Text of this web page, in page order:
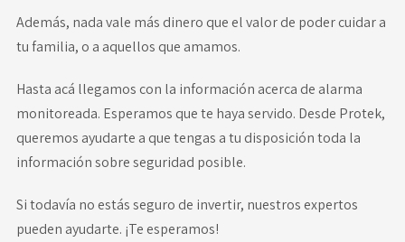
Además, nada vale más dinero que el valor de poder cuidar a
tu familia, o a aquellos que amamos.
Hasta acá llegamos con la información acerca de alarma
monitoreada. Esperamos que te haya servido. Desde Protek,
queremos ayudarte a que tengas a tu disposición toda la
información sobre seguridad posible.
Si todavía no estás seguro de invertir, nuestros expertos
pueden ayudarte. ¡Te esperamos!